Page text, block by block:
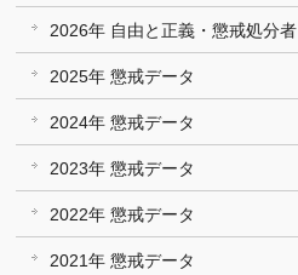
2026年 自由と正義・懲戒処分者
2025年 懲戒データ
2024年 懲戒データ
2023年 懲戒データ
2022年 懲戒データ
2021年 懲戒データ